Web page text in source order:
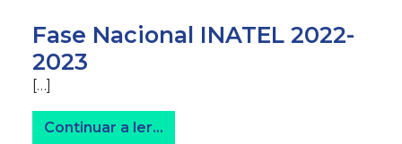
Fase Nacional INATEL 2022-
2023
[…]
Continuar a ler…